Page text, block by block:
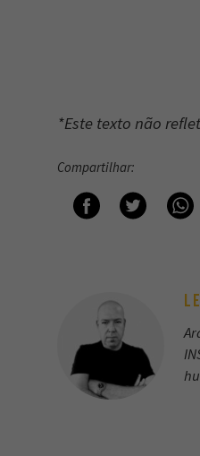
*Este texto não
Compartilhar: